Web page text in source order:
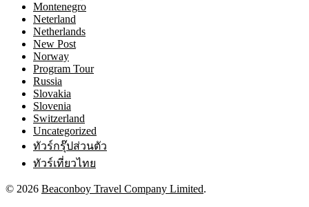
Montenegro
Neterland
Netherlands
New Post
Norway
Program Tour
Russia
Slovakia
Slovenia
Switzerland
Uncategorized
ทัวร์กรุ๊ปส่วนตัว
ทัวร์เที่ยวไทย
© 2026 Beaconboy Travel Company Limited.